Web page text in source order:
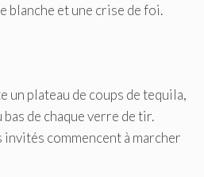
blanche et une crise de foi.
un plateau de coups de tequila,
bas de chaque verre de tir.
invités commencent à marcher